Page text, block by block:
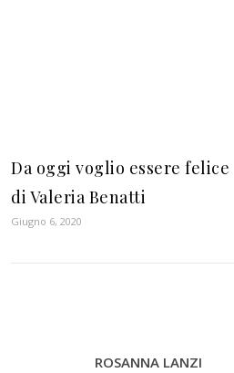
Da oggi voglio essere felice
di Valeria Benatti
Giugno 6, 2020
ROSANNA LANZI